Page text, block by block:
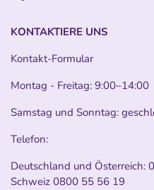
KONTAKTIERE UNS
Kontakt-Formular
Montag - Freitag: 9:00–14:00
Samstag und Sonntag:
Telefon:
Deutschland und Österreich:
Schweiz 0800 55 56 19